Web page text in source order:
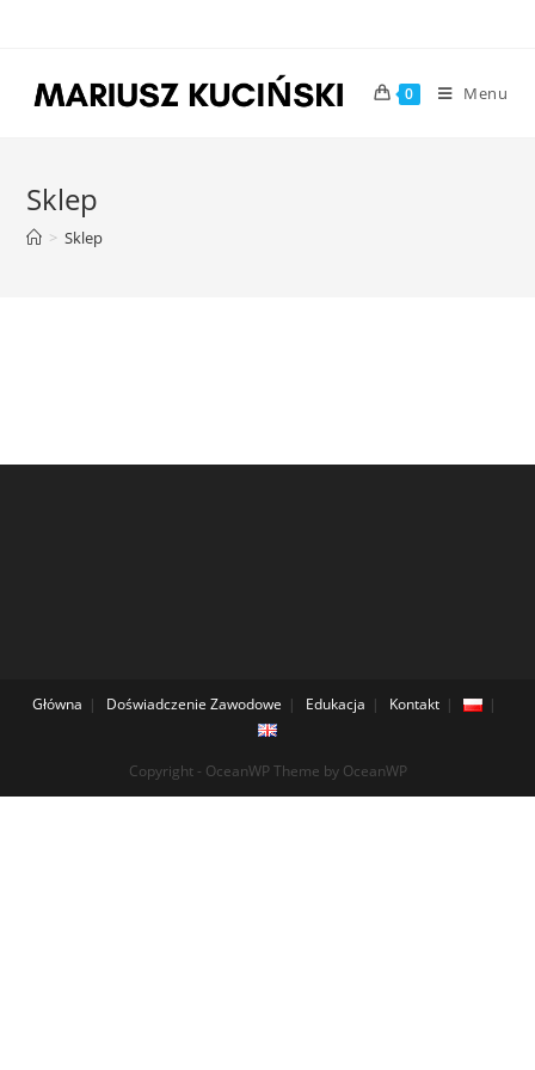
0 Menu
Sklep
> Sklep
Główna Doświadczenie Zawodowe Edukacja Kontakt
Copyright - OceanWP Theme by OceanWP